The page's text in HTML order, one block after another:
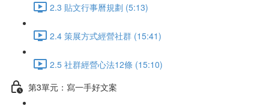
2.3 貼文行事曆規劃 (5:13)
2.4 策展方式經營社群 (15:41)
2.5 社群經營心法12條 (15:10)
第3單元：寫一手好文案